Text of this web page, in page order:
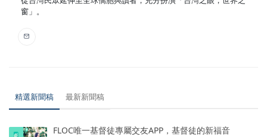
窗」。
精選新聞稿 最新新聞稿
FLOC唯一基督徒專屬交友APP，基督徒的新福音